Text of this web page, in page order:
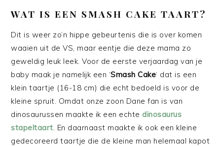
WAT IS EEN SMASH CAKE TAART?
Dit is weer zo’n hippe gebeurtenis die is over komen
waaien uit de VS, maar eentje die deze mama zo
geweldig leuk leek. Voor de eerste verjaardag van je
baby maak je namelijk een ‘Smash Cake‘ dat is een
klein taartje (16-18 cm) die echt bedoeld is voor de
kleine spruit. Omdat onze zoon Dane fan is van
dinosaurussen maakte ik een echtedinosaurus
stapeltaart. En daarnaast maakte ik ook een kleine
gedecoreerd taartje die de kleine man helemaal kapot